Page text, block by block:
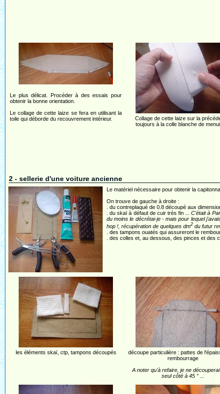
Le plus délicat. Procéder à des essais pour
obtenir la bonne orientation.
Le collage de cette laize se fera en utilisant la
toile qui déborde du recouvrement intérieur.
Collage de cette laize sur la
toujours à la colle blanche de
2 - sellerie d'une voiture ancienne
Le matériel nécessaire pour obtenir la
On trouve de gauche à droite :
. du contreplaqué de 0.8 découpé aux
. du skaï à défaut de cuir très fin ...C'était à
du moins le décrétai-je - mais pour lequel
hop !, récupération de quelques dm2 du futur
. des tampons ouatés qui assureront le
. des colles et, au dessous, des pinces et des
les éléments skaï, ctp, tampons découpés
découpe particulière : pattes de
rembourrage
A noter qu'à refaire, je ne
seul côté à 45 ° ...